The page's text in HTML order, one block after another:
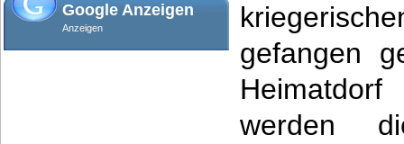
Google Anzeigen
Anzeigen
gefangen
werden